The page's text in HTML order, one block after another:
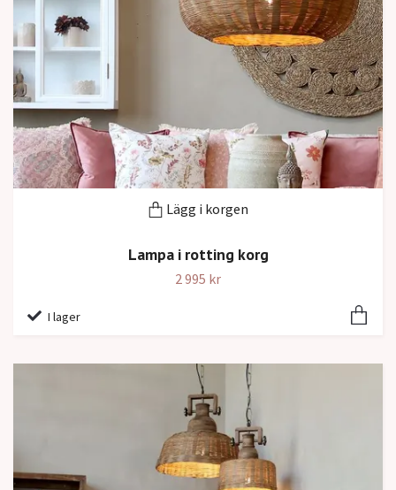
Lägg i korgen
Lampa i rotting korg
2 995 kr
I lager